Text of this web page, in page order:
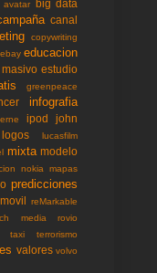
avatar big data
canal
copywriting
ebay educacion
estudio
greenpeace
infografia
ipod
john
logos lucasfilm
mixta modelo
nokia mapas
predicciones
reMarkable
media rovio
taxi terrorismo
valores volvo